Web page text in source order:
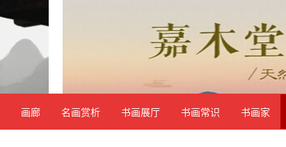
画廊 名画赏析 书画展厅 书画常识 书画家